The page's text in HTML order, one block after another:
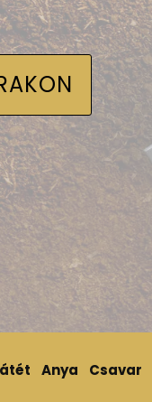
Anya Csavar